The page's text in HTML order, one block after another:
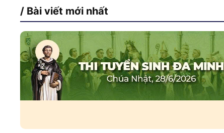
/ Bài viết mới nhất